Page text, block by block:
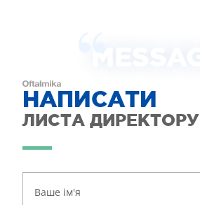
НАПИСАТИ
ЛИСТА ДИРЕКТОРУ